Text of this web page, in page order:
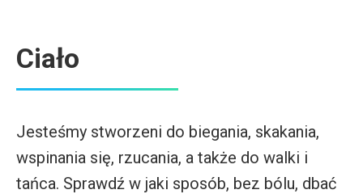
Ciało
Jesteśmy stworzeni do biegania, skakania,
wspinania się, rzucania, a także do walki i
tańca. Sprawdź w jaki sposób, bez bólu, dbać